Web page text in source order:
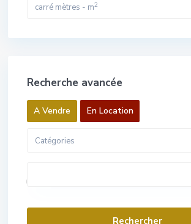
carré mètres - m2
Recherche avancée
A Vendre En Location
Catégories